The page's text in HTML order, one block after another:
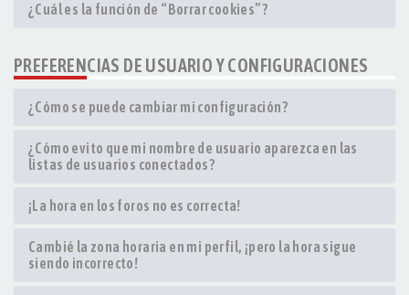
¿Cuál es la función de “Borrar cookies”?
PREFERENCIAS DE USUARIO Y CONFIGURACIONES
¿Cómo se puede cambiar mi configuración?
¿Cómo evito que mi nombre de usuario aparezca en las
listas de usuarios conectados?
¡La hora en los foros no es correcta!
Cambié la zona horaria en mi perfil, ¡pero la hora sigue
siendo incorrecto!